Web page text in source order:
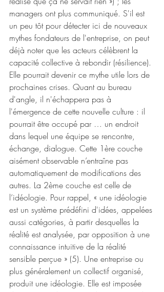
managers ont plus communiqué. S'il est
un peu tôt pour détecter ici de nouveaux
mythes fondateurs de l'entreprise, on peut
déjà noter que les acteurs célèbrent la
capacité collective à rebondir (résilience).
Elle pourrait devenir ce mythe utile lors de
prochaines crises. Quant au bureau
d'angle, il n'échappera pas à
l'émergence de cette nouvelle culture : il
pourrait être occupé par … un endroit
dans lequel une équipe se rencontre,
échange, dialogue. Cette 1ère couche
aisément observable n’entraîne pas
automatiquement de modifications des
autres. La 2ème couche est celle de
l’idéologie. Pour rappel, « une idéologie
est un système prédéfini d'idées, appelées
aussi catégories, à partir desquelles la
réalité est analysée, par opposition à une
connaissance intuitive de la réalité
sensible perçue » (5). Une entreprise ou
plus généralement un collectif organisé,
produit une idéologie. Elle est imposée